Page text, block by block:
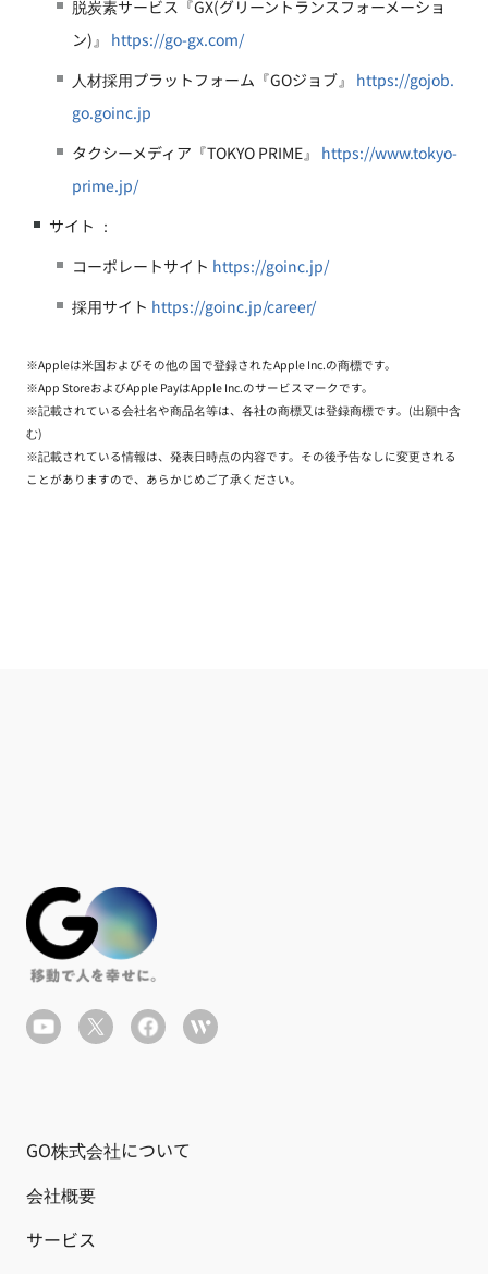
脱炭素サービス『GX(グリーントランスフォーメーショ
ン)』 https://go-gx.com/
人材採用プラットフォーム『GOジョブ』 https://gojob.
go.goinc.jp
タクシーメディア『TOKYO PRIME』 https://www.tokyo-
prime.jp/
サイト ：
コーポレートサイト https://goinc.jp/
採用サイト https://goinc.jp/career/
※Appleは米国およびその他の国で登録されたApple Inc.の商標です。
※App StoreおよびApple PayはApple Inc.のサービスマークです。
※記載されている会社名や商品名等は、各社の商標又は登録商標です。(出願中含
む)
※記載されている情報は、発表日時点の内容です。その後予告なしに変更される
ことがありますので、あらかじめご了承ください。
GO株式会社について
会社概要
サービス